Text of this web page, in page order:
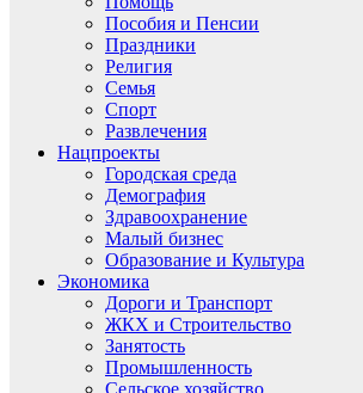
Пособия и Пенсии
Праздники
Религия
Семья
Спорт
Развлечения
Нацпроекты
Городская среда
Демография
Здравоохранение
Малый бизнес
Образование и Культура
Экономика
Дороги и Транспорт
ЖКХ и Строительство
Занятость
Промышленность
Сельское хозяйство